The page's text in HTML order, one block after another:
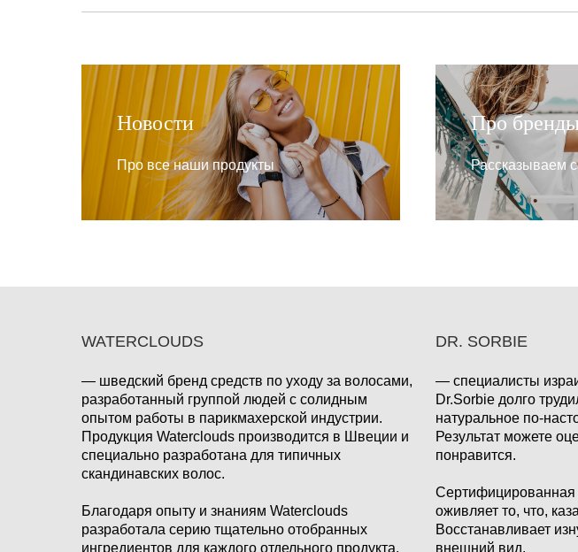
Новости
Про все наши продукты
Про
Рассказываем
WATERCLOUDS
— шведский бренд средств по уходу за волосами,
разработанный группой людей с солидным
опытом работы в парикмахерской индустрии.
Продукция Waterclouds производится в Швеции и
специально разработана для типичных
скандинавских волос.
Благодаря опыту и знаниям Waterclouds
разработала серию тщательно отобранных
ингредиентов для каждого отдельного продукта.
DR. SORBIE
— специалисты
Dr.Sorbie долго
натуральное по-
Результат можете
понравится.
Сертифицированная
оживляет то, что,
Восстанавливает
внешний вид.